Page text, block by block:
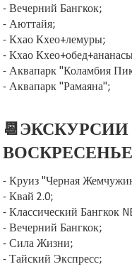
- Вечерний Бангкок;
- Аюттайя;
- Кхао Кхео+лемуры;
- Кхао
- Аквапарк "Коламбия
- Аквапарк "Рамаяна";
📆ЭКСКУРСИИ
- Круиз "Черная
- Квай 2.0;
- Классический Бангкок
- Вечерний Бангкок;
- Сила Жизни;
- Тайский Экспресс;